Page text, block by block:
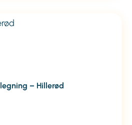
– Hillerød